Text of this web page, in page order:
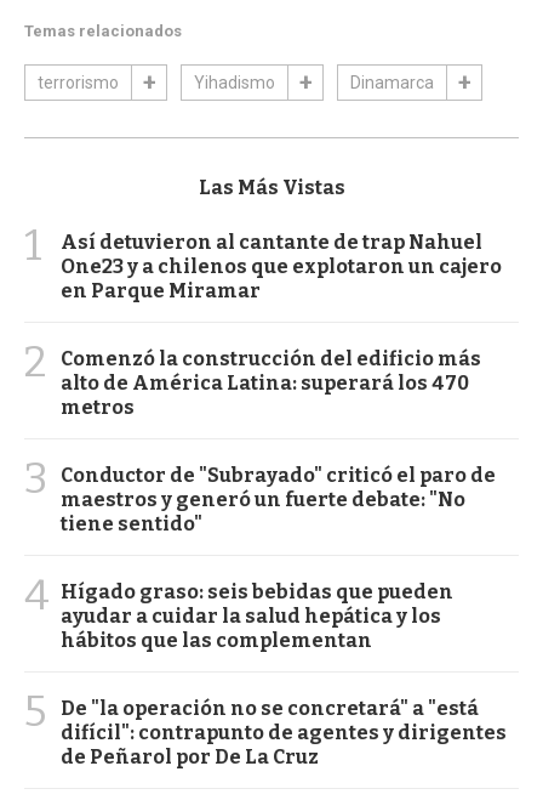
Temas relacionados
terrorismo Yihadismo Dinamarca
Las Más Vistas
1
Así detuvieron al cantante de trap Nahuel
One23 y a chilenos que explotaron un cajero
en Parque Miramar
2
Comenzó la construcción del edificio más
alto de América Latina: superará los 470
metros
3
Conductor de "Subrayado" criticó el paro de
maestros y generó un fuerte debate: "No
tiene sentido"
4 Hígado graso: seis bebidas que pueden
ayudar a cuidar la salud hepática y los
hábitos que las complementan
5
De "la operación no se concretará" a "está
difícil": contrapunto de agentes y dirigentes
de Peñarol por De La Cruz